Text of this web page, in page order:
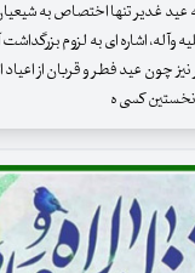
عید غدیر تنها اختصاص به
وآله، اشاره ای به لزوم
چون عید فطر و قربان از اعیاد
نخستین کسی ه